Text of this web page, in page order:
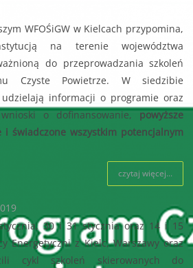
WFOŚiGW w Kielcach przypomina,
na terenie województwa
do przeprowadzania szkoleń
Czyste Powietrze. W siedzibie
informacji o programie oraz
wnioski o dofinansowanie,powyższe
i świadczone wszystkim potencjalnym
czytaj więcej...
30 i 31 stycznia oraz 14 i 15
Energetyczni z Kielc, Warszawy oraz
cykl szkoleń skierowanych do